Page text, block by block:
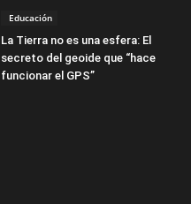
Educación
La Tierra no es una esfera: El
secreto del geoide que “hace
funcionar el GPS”